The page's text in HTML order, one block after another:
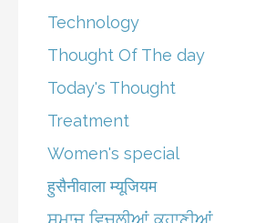
Technology
Thought Of The day
Today's Thought
Treatment
Women's special
हुसैनीवाला म्यूजियम
ਸਮਾਜ ਵਿਚਲੀਆਂ ਕਹਾਣੀਆਂ